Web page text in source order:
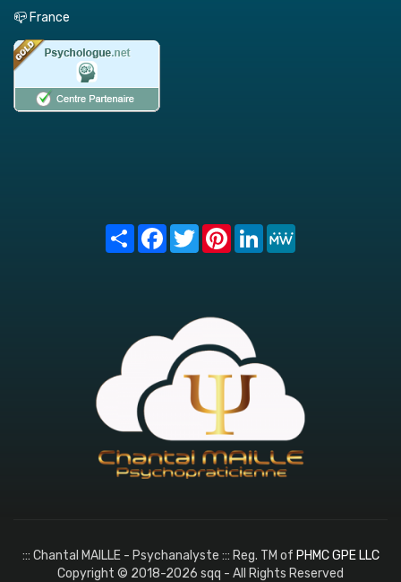
📪 France
Share FacebookTwitterPinterest
LinkedIn
::: Chantal MAILLE - Psychanalyste ::: Reg. TM of PHMC GPE LLC
Copyright © 2018-2026 sqq - All Rights Reserved